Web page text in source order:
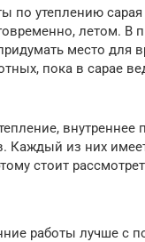
по утеплению
летом. В
место для
пока в сарае
внутреннее
Каждый из них
стоит
работы лучше с